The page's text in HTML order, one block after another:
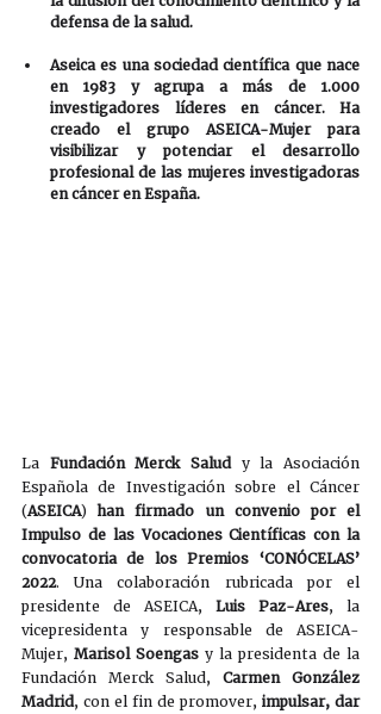
defensa de la salud.
Aseica es una sociedad científica que nace
en 1983 y agrupa a más de 1.000
investigadores líderes en cáncer. Ha
creado el grupo ASEICA-Mujer para
visibilizar y potenciar el desarrollo
profesional de las mujeres investigadoras
en cáncer en España.
La Fundación Merck Salud y la Asociación
Española de Investigación sobre el Cáncer
(ASEICA) han firmado un convenio por el
Impulso de las Vocaciones Científicas con la
convocatoria de los Premios ‘CONÓCELAS’
2022. Una colaboración rubricada por el
presidente de ASEICA, Luis Paz-Ares, la
vicepresidenta y responsable de ASEICA-
Mujer, Marisol Soengas y la presidenta de la
Fundación Merck Salud, Carmen González
Madrid, con el fin de promover, impulsar, dar